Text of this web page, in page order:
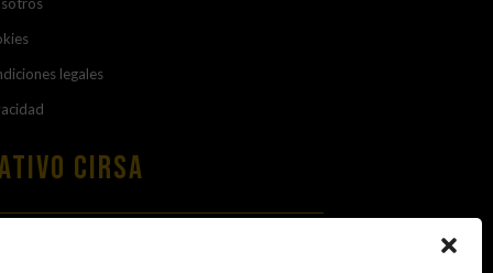
legales
Cirsa